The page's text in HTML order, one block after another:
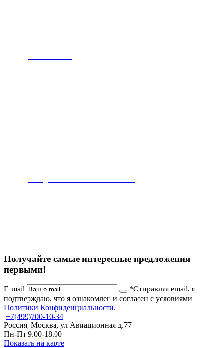
Получайте самые интересные предложения
первыми!
E-mail
*Отправляя email, я
подтверждаю, что я ознакомлен и согласен с условиями
Политики Конфиденциальности.
+7(499)700-10-34
Россия, Москва, ул Авиационная д.77
Пн-Пт 9.00-18.00
Показать на карте